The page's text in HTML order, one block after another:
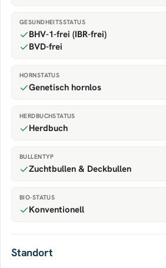
GESUNDHEITSSTATUS
BHV-1-frei (IBR-frei)
BVD-frei
HORNSTATUS
Genetisch hornlos
HERDBUCHSTATUS
Herdbuch
BULLENTYP
Zuchtbullen & Deckbullen
BIO-STATUS
Konventionell
Standort